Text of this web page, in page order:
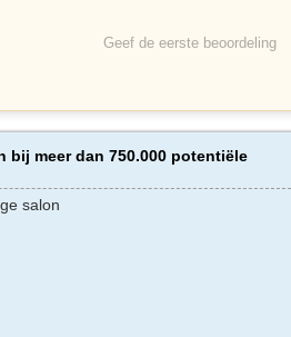
Geef de eerste beoordeling
bij meer dan 750.000 potentiële
salon